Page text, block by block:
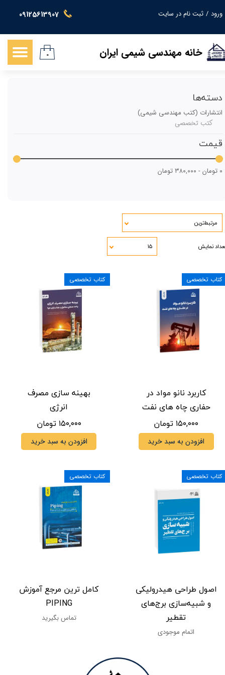
09125613907 ورود / ثبت نام در سایت
تغییر گذر واژه
خروج از حساب کاربری
خانه مهندسی شیمی ایران ۰
مرتبط‌ترین
نمایش ۱۵
کاربرد نانو مواد در
حفاری چاه های نفت
۱۵۰,۰۰۰ تومان
افزودن به سبد خرید
کتاب تخصصی
بهینه سازی مصرف
انرژی
۱۵۰,۰۰۰ تومان
افزودن به سبد خرید
کتاب تخصصی
اصول طراحی هیدرولیکی
و شبیه‌سازی برج‌های
تقطیر
اتمام موجودی
کتاب تخصصی
کامل ترین مرجع آموزش
PIPING
تماس بگیرید
کتاب تخصصی
دسته‌ها
انتشارات (کتب مهندسی شیمی)
کتب تخصصی
قیمت
۰ تومان - ۳۸۰,۰۰۰ تومان